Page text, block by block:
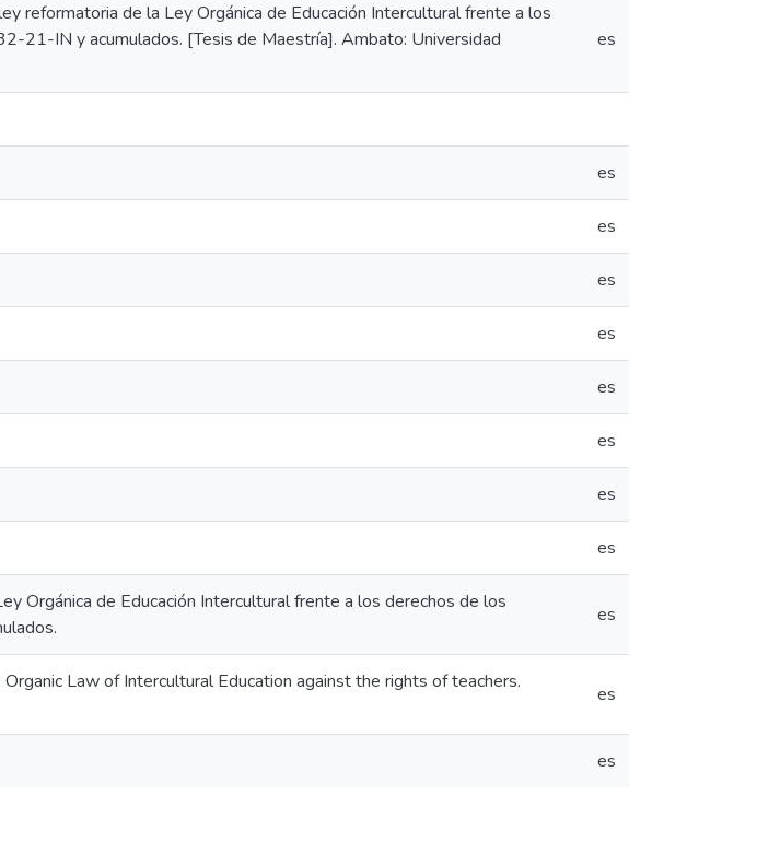
reformatoria de la Ley Orgánica de Educación Intercultural frente a los
21-IN y acumulados. [Tesis de Maestría]. Ambato: Universidad
es
es
es
es
es
es
es
es
es
Orgánica de Educación Intercultural frente a los derechos de los
es
Law of Intercultural Education against the rights of teachers.
es
es